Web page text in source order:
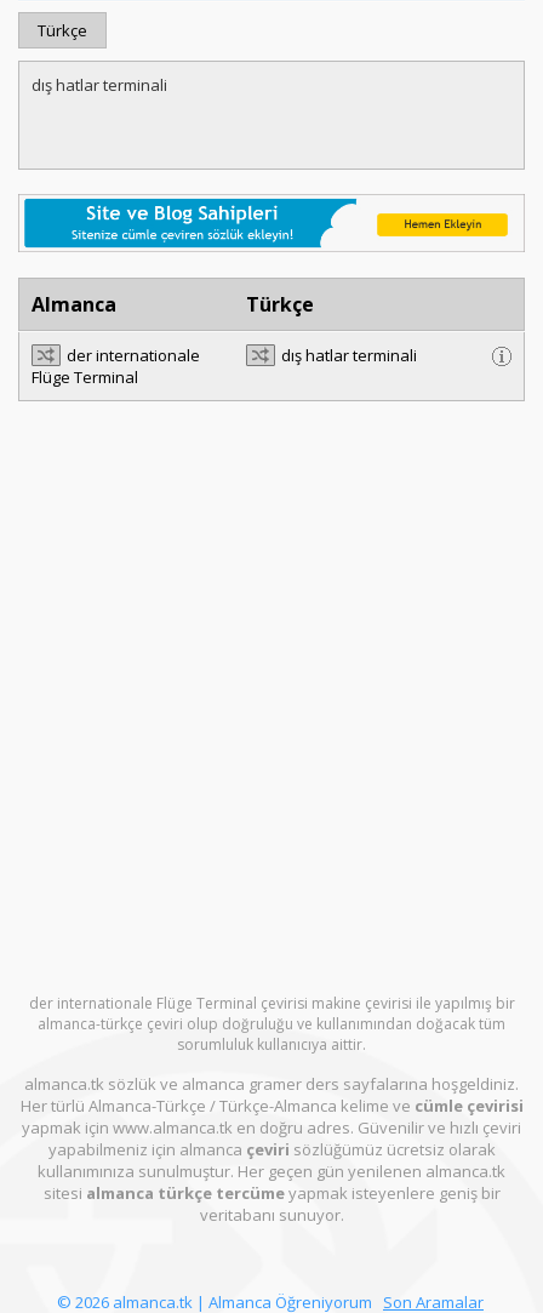
Türkçe
Almanca Türkçe
der internationale
Flüge Terminal
dış hatlar terminali
der internationale Flüge Terminal çevirisi makine çevirisi ile yapılmış bir
almanca-türkçe çeviri olup doğruluğu ve kullanımından doğacak tüm
sorumluluk kullanıcıya aittir.
almanca.tk sözlük ve almanca gramer ders sayfalarına hoşgeldiniz.
Her türlü Almanca-Türkçe / Türkçe-Almanca kelime ve cümle çevirisi
yapmak için www.almanca.tk en doğru adres. Güvenilir ve hızlı çeviri
yapabilmeniz için almanca çeviri sözlüğümüz ücretsiz olarak
kullanımınıza sunulmuştur. Her geçen gün yenilenen almanca.tk
sitesi almanca türkçe tercümeyapmak isteyenlere geniş bir
veritabanı sunuyor.
© 2026 almanca.tk | Almanca Öğreniyorum Son Aramalar